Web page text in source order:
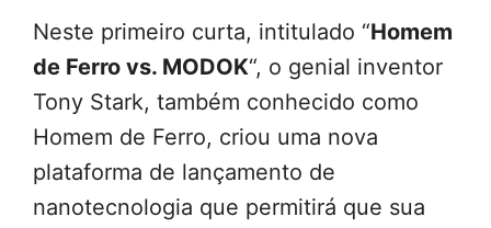
Neste primeiro curta, intitulado “Homem
de Ferro vs. MODOK“, o genial inventor
Tony Stark, também conhecido como
Homem de Ferro, criou uma nova
plataforma de lançamento de
nanotecnologia que permitirá que sua